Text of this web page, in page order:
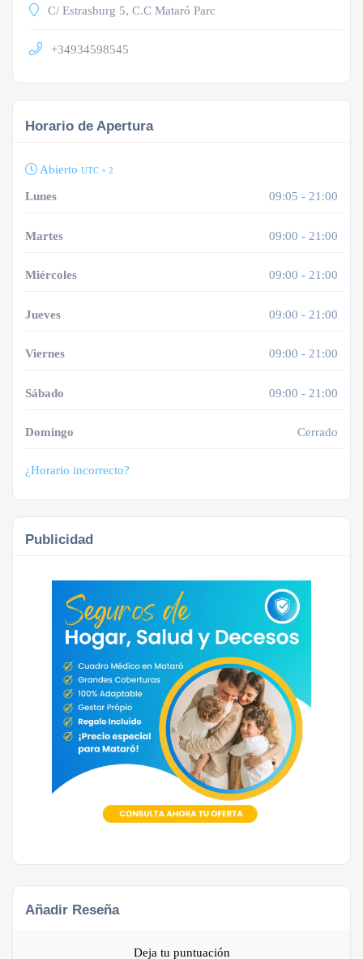
C/ Estrasburg 5, C.C Mataró Parc
+34934598545
Horario de Apertura
Abierto UTC + 2
Lunes 09:05 - 21:00
Martes 09:00 - 21:00
Miércoles 09:00 - 21:00
Jueves 09:00 - 21:00
Viernes 09:00 - 21:00
Sábado 09:00 - 21:00
Domingo Cerrado
¿Horario incorrecto?
Publicidad
Añadir Reseña
Deja tu puntuación